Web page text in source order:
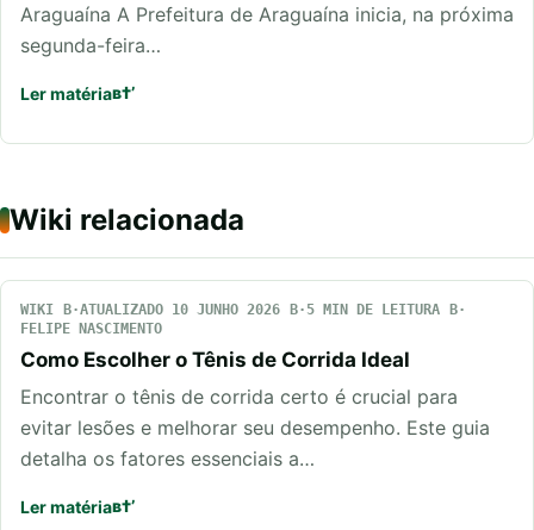
Araguaína A Prefeitura de Araguaína inicia, na próxima
segunda-feira…
Ler matéria
Wiki relacionada
WIKI ATUALIZADO 10 JUNHO 2026
5 MIN DE LEITURA
FELIPE NASCIMENTO
Como Escolher o Tênis de Corrida Ideal
Encontrar o tênis de corrida certo é crucial para
evitar lesões e melhorar seu desempenho. Este guia
detalha os fatores essenciais a…
Ler matéria